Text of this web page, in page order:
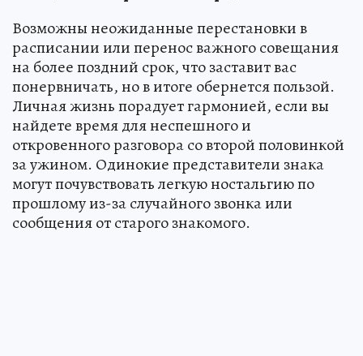
Возможны неожиданные перестановки в
расписании или перенос важного совещания
на более поздний срок, что заставит вас
понервничать, но в итоге обернется пользой.
Личная жизнь порадует гармонией, если вы
найдете время для неспешного и
откровенного разговора со второй половинкой
за ужином. Одинокие представители знака
могут почувствовать легкую ностальгию по
прошлому из-за случайного звонка или
сообщения от старого знакомого.